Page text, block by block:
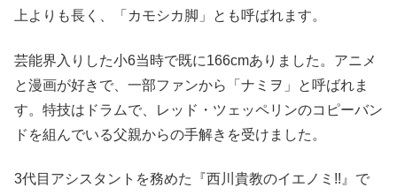
上よりも長く、「カモシカ脚」とも呼ばれます。
芸能界入りした小6当時で既に166cmありました。アニメ
と漫画が好きで、一部ファンから「ナミヲ」と呼ばれま
す。特技はドラムで、レッド・ツェッペリンのコピーバン
ドを組んでいる父親からの手解きを受けました。
3代目アシスタントを務めた『西川貴教のイエノミ!!』で